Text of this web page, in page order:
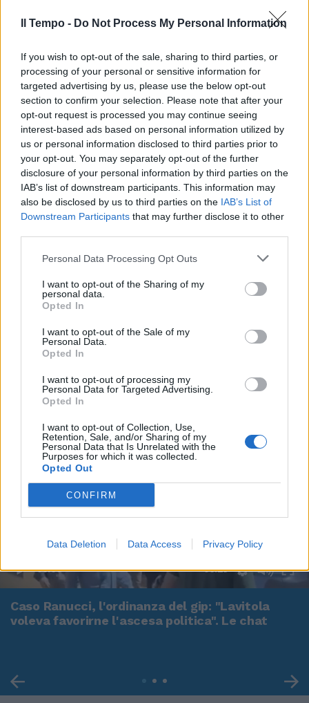
Il Tempo - Do Not Process My Personal Information
If you wish to opt-out of the sale, sharing to third parties, or
processing of your personal or sensitive information for
targeted advertising by us, please use the below opt-out
section to confirm your selection. Please note that after your
opt-out request is processed you may continue seeing
interest-based ads based on personal information utilized by
us or personal information disclosed to third parties prior to
your opt-out. You may separately opt-out of the further
disclosure of your personal information by third parties on the
IAB’s list of downstream participants. This information may
also be disclosed by us to third parties on the IAB’s List of
Downstream Participants that may further disclose it to other
Personal Data Processing Opt Outs
I want to opt-out of the Sharing of my
personal data.
Opted In
I want to opt-out of the Sale of my
Personal Data.
Opted In
I want to opt-out of processing my
Personal Data for Targeted Advertising.
Opted In
I want to opt-out of Collection, Use,
Retention, Sale, and/or Sharing of my
Personal Data that Is Unrelated with the
Purposes for which it was collected.
Opted Out
CONFIRM
Data Deletion Data Access Privacy Policy
00:00 00:29
Caso Ranucci, l'ordinanza del gip: "Lavitola
voleva favorirne l'ascesa politica". Le chat